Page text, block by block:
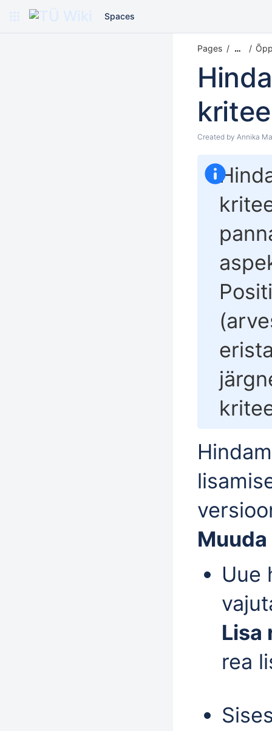
Spaces
Pages …
Created by Annika
Uue
Lisa
rea